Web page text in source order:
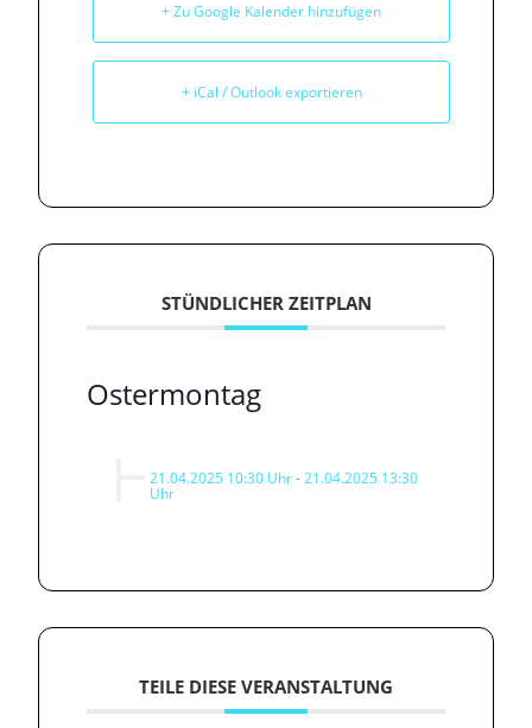
+ Zu Google Kalender hinzufügen
+ iCal / Outlook exportieren
STÜNDLICHER ZEITPLAN
Ostermontag
21.04.2025 10:30 Uhr-21.04.2025 13:30
Uhr
TEILE DIESE VERANSTALTUNG